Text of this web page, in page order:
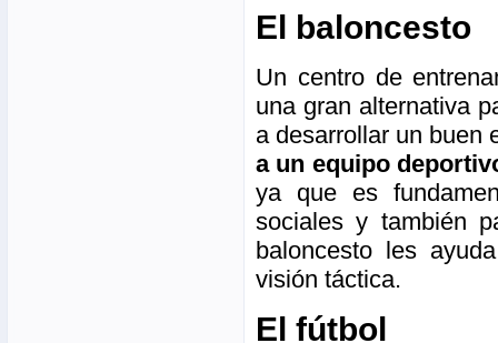
El baloncesto
Un centro de
una gran alternativa
a desarrollar un buen
a un equipo
ya que es
sociales y también
baloncesto les
visión táctica.
El fútbol